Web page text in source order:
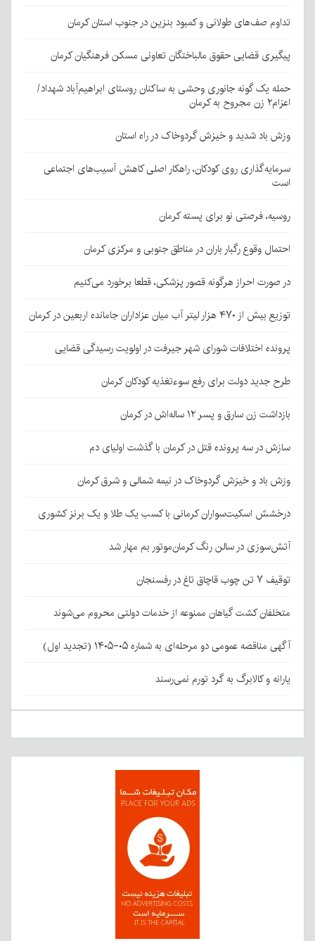
تداوم صف‌های طولانی و کمبود بنزین در جنوب استان کرمان
پیگیری قضایی حقوق مالباختگان تعاونی مسکن فرهنگیان کرمان
حمله یک گونه جانوری وحشی به ساکنان روستای ابراهیم‌آباد شهداد/
اعزام۲ زن مجروح به کرمان
وزش باد شدید و خیزش گردوخاک در راه استان
سرمایه‌گذاری روی کودکان، راهکار اصلی کاهش آسیب‌های اجتماعی
است
روسیه، فرصتی نو برای پسته کرمان
احتمال وقوع رگبار باران در مناطق جنوبی و مرکزی کرمان
در صورت احراز هرگونه قصور پزشکی، قطعا برخورد می‌کنیم
توزیع بیش از ۴۷۰ هزار لیتر آب میان عزاداران جامانده اربعین در کرمان
پرونده اختلافات شورای شهر جیرفت در اولویت رسیدگی قضایی
طرح جدید دولت برای رفع سوءتغذیه کودکان کرمان
بازداشت زن سارق و پسر ۱۲ ساله‌اش در کرمان
سازش در سه پرونده قتل در کرمان با گذشت اولیای دم
وزش باد و خیزش گردوخاک در نیمه شمالی و شرق کرمان
درخشش اسکیت‌سواران کرمانی با کسب یک طلا و یک برنز کشوری
آتش‌سوزی در سالن رنگ کرمان‌موتور بم مهار شد
توقیف ۷ تن چوب قاچاق تاغ در رفسنجان
متخلفان کشت گیاهان ممنوعه از خدمات دولتی محروم می‌شوند
آگهی مناقصه عمومی دو مرحله‌ای به شماره ۰۵-۱۴۰۵ (تجدید اول)
یارانه و کالابرگ به گرد تورم نمی‌رسند